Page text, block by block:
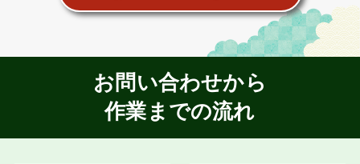
お問い合わせから
作業までの流れ